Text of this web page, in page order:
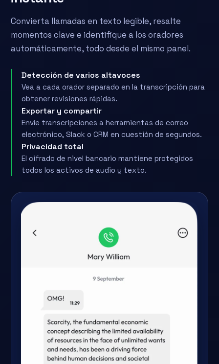
Convierta llamadas en texto legible, resalte
momentos clave e identifique a los oradores
automáticamente, todo desde el mismo panel.
Detección de varios altavoces
Vea a cada orador separado en la transcripción para
obtener revisiones rápidas.
Exportar y compartir
Envíe transcripciones a herramientas de correo
electrónico, Slack o CRM en cuestión de segundos.
Privacidad total
El cifrado de nivel bancario mantiene protegidos
todos los activos de audio y texto.